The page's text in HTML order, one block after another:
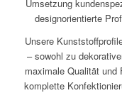
Umsetzung
designorientierte
Unsere
– sowohl zu
maximale Qualität und
komplette